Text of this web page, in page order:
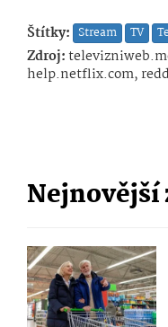
Štítky: Stream TV
Zdroj:
help.netflix.com,
Nejnovější